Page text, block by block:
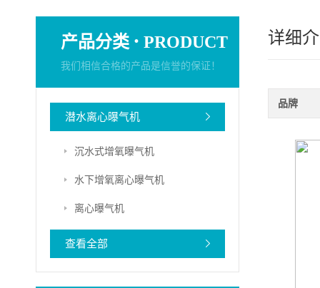
产品分类 · PRODUCT
我们相信合格的产品是信誉的保证！
潜水离心曝气机
沉水式增氧曝气机
水下增氧离心曝气机
离心曝气机
查看全部
详细
品牌